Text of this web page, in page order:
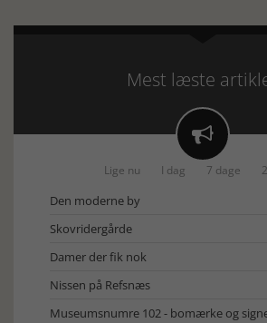
Mest læste

Lige nu I dag 7 dage
Den moderne by
Skovridergårde
Damer der fik nok
Nissen på Refsnæs
Museumsnumre 102 - bomærke og